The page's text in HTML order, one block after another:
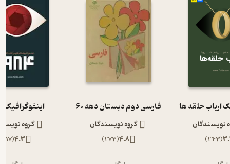
ارباب حلقه ها
نویسندگان
(
243
)
فارسی دوم دبستان دهه 60
گروه نویسندگان
4.8
(
273
)
اینفوگرافیک 1984
گروه
4.3
(
117